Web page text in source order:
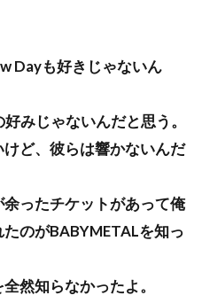
Dayも好きじゃないん
みじゃないんだと思う。
ど、彼らは響かないんだ
ったチケットがあって俺
のがBABYMETALを知っ
然知らなかったよ。